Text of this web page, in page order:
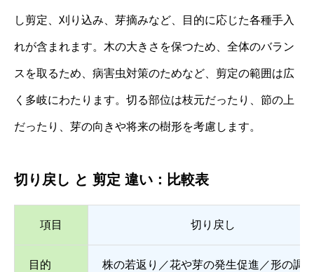
し剪定、刈り込み、芽摘みなど、目的に応じた各種手入
れが含まれます。木の大きさを保つため、全体のバラン
スを取るため、病害虫対策のためなど、剪定の範囲は広
く多岐にわたります。切る部位は枝元だったり、節の上
だったり、芽の向きや将来の樹形を考慮します。
切り戻し と 剪定 違い：比較表
項目 切り戻し
目的 株の若返り／花や芽の発生促進／形の調